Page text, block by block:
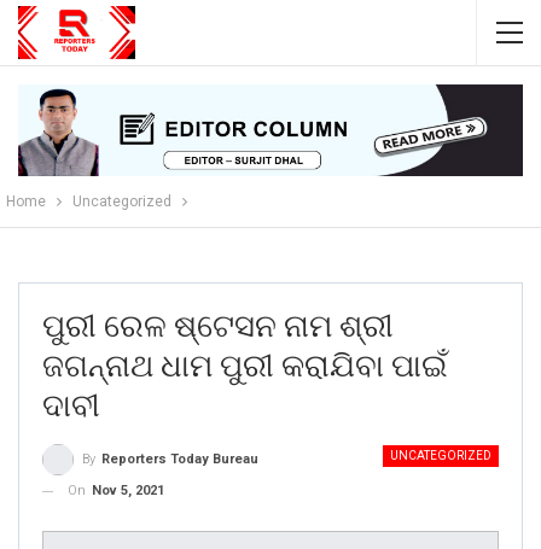
Home Uncategorized
ପୁରୀ ରେଳ ଷ୍ଟେସନ ନାମ ଶ୍ରୀ
ଜଗନ୍ନାଥ ଧାମ ପୁରୀ କରାଯିବା ପାଇଁ
ଦାବୀ
UNCATEGORIZED
By Reporters Today Bureau
On
Nov 5, 2021